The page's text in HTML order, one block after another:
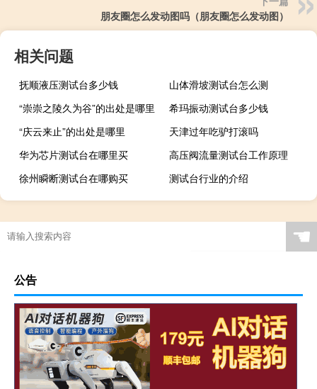
朋友圈怎么发动图吗（朋友圈怎么发动图）
相关问题
抚顺液压测试台多少钱
山体滑坡测试台怎么测
“崇崇之陵久为谷”的出处是哪里
希玛振动测试台多少钱
“庆云来止”的出处是哪里
天津过年吃驴打滚吗
华为芯片测试台在哪里买
高压阀流量测试台工作原理
徐州瞬断测试台在哪购买
测试台行业的介绍
☚
公告